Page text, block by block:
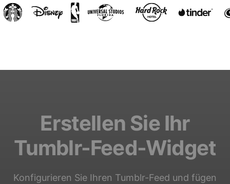
Erstellen Sie Ihr
Tumblr-Feed-Widget
Konfigurieren Sie Ihren Tumblr-Feed und fügen